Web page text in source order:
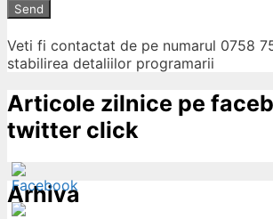
Send
Veti fi contactat de pe numarul 0758
stabilirea detaliilor programarii
Articole zilnice pe
twitter click
Arhiva